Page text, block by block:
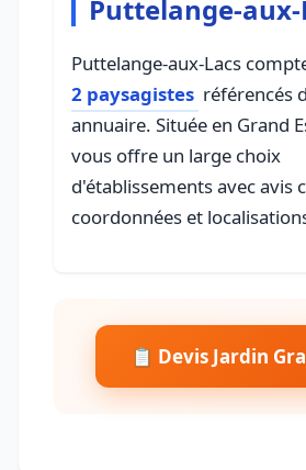
Puttelange-aux-
Puttelange-aux-Lacs
2 paysagistes référencés
annuaire. Située en Grand
vous offre un large choix
d'établissements avec avis
coordonnées et
📋 Devis Jardin